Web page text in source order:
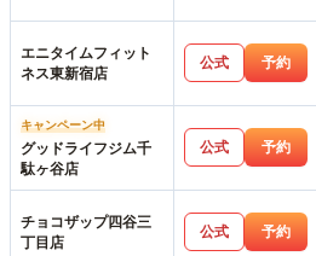
エニタイムフィット
ネス東新宿店
公式 予約
キャンペーン中
グッドライフジム千
駄ヶ谷店
公式 予約
チョコザップ四谷三
丁目店
公式 予約